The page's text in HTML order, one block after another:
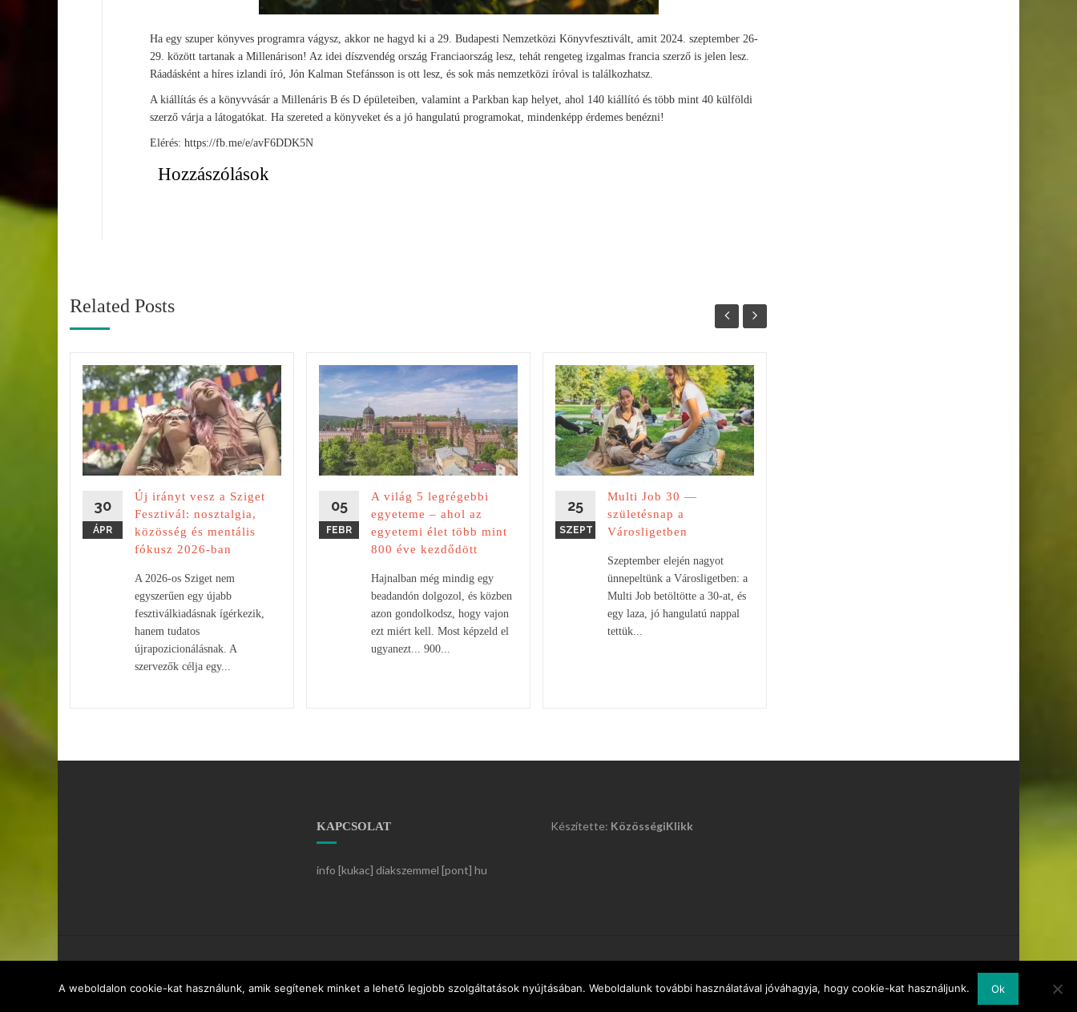
Ha egy szuper könyves programra vágysz, akkor ne hagyd ki a 29. Budapesti Nemzetközi Könyvfesztivált, amit 2024. szeptember 26-
29. között tartanak a Millenárison! Az idei díszvendég ország Franciaország lesz, tehát rengeteg izgalmas francia szerző is jelen lesz.
Ráadásként a híres izlandi író, Jón Kalman Stefánsson is ott lesz, és sok más nemzetközi íróval is találkozhatsz.
A kiállítás és a könyvvásár a Millenáris B és D épületeiben, valamint a Parkban kap helyet, ahol 140 kiállító és több mint 40 külföldi
szerző várja a látogatókat. Ha szereted a könyveket és a jó hangulatú programokat, mindenképp érdemes benézni!
Elérés: https://fb.me/e/avF6DDK5N
Hozzászólások
Related Posts
30
ÁPR
Új irányt vesz a Sziget
Fesztivál: nosztalgia,
közösség és mentális
fókusz 2026-ban
A 2026-os Sziget nem
egyszerűen egy újabb
fesztiválkiadásnak ígérkezik,
hanem tudatos
újrapozicionálásnak. A
szervezők célja egy...
05
FEBR
A világ 5 legrégebbi
egyeteme – ahol az
egyetemi élet több mint
800 éve kezdődött
Hajnalban még mindig egy
beadandón dolgozol, és közben
azon gondolkodsz, hogy vajon
ezt miért kell. Most képzeld el
ugyanezt... 900...
25
SZEPT
Multi Job 30 —
születésnap a
Városligetben
Szeptember elején nagyot
ünnepeltünk a Városligetben: a
Multi Job betöltötte a 30-at, és
egy laza, jó hangulatú nappal
tettük...
KAPCSOLAT
info [kukac] diakszemmel [pont] hu
Készítette: KözösségiKlikk
A weboldalon cookie-kat használunk, amik segítenek minket a lehető legjobb szolgáltatások nyújtásában. Weboldalunk további használatával jóváhagyja, hogy cookie-kat használjunk. Ok